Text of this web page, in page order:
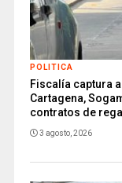
POLITICA
Fiscalía captura
Cartagena,
contratos de
3 agosto, 2026